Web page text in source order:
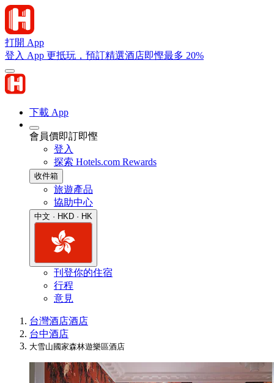
打開 App
登入 App 更抵玩，預訂精選酒店即慳最多 20%
下載 App
會員價即訂即慳
登入
探索 Hotels.com Rewards
收件箱
旅遊產品
協助中心
中文 · HKD · HK
刊登你的住宿
行程
意見
台灣酒店酒店
台中酒店
大雪山國家森林遊樂區酒店